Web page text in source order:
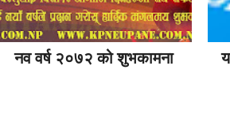
नव वर्ष २०७२ को शुभकामना